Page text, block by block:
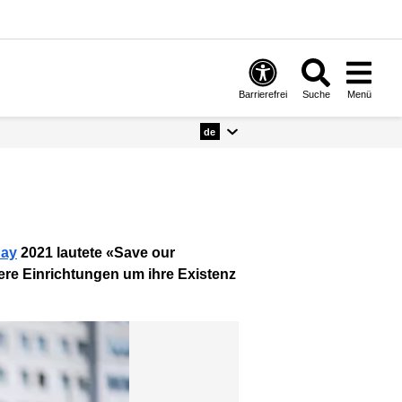
Barrierefrei Suche Menü
de
2021 lautete «Save our
Einrichtungen um ihre Existenz